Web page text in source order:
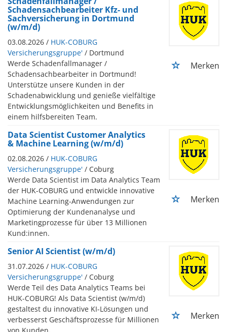
Schadensachbearbeiter Kfz- und
Sachversicherung in Dortmund
(w/m/d)
03.08.2026 / HUK-COBURG
Versicherungsgruppe' / Dortmund
Werde Schadenfallmanager /
Schadensachbearbeiter in Dortmund!
Unterstütze unsere Kunden in der
Schadenabwicklung und genieße vielfältige
Entwicklungsmöglichkeiten und Benefits in
einem hilfsbereiten Team.
Merken
Data Scientist Customer Analytics
& Machine Learning (w/m/d)
02.08.2026 / HUK-COBURG
Versicherungsgruppe' / Coburg
Werde Data Scientist im Data Analytics Team
der HUK-COBURG und entwickle innovative
Machine Learning-Anwendungen zur
Optimierung der Kundenanalyse und
Marketingprozesse für über 13 Millionen
Kund:innen.
Merken
Senior AI Scientist (w/m/d)
31.07.2026 / HUK-COBURG
Versicherungsgruppe' / Coburg
Werde Teil des Data Analytics Teams bei
HUK-COBURG! Als Data Scientist (w/m/d)
gestaltest du innovative KI-Lösungen und
verbesserst Geschäftsprozesse für Millionen
Merken